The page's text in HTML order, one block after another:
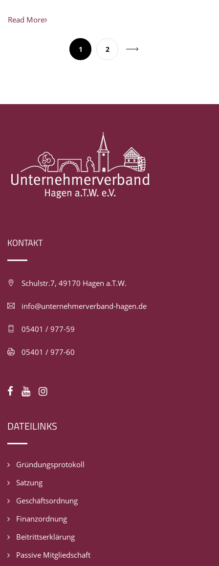
Read More
1 2
KONTAKT
Schulstr.7, 49170 Hagen a.T.W.
info@unternehmerverband-hagen.de
05401 / 977-59
05401 / 977-60
DATEILINKS
Gründungsprotokoll
Satzung
Geschäftsordnung
Finanzordnung
Beitrittserklärung
Passive Mitgliedschaft